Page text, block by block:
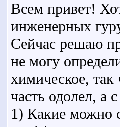
Всем привет!
инженерных
Сейчас решаю
не могу
химическое,
часть одолел, а
1) Какие можно